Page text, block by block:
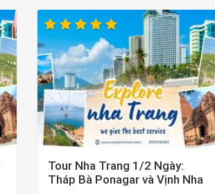
Tour Nha Trang 1/2 Ngày:
Tháp Bà Ponagar và Vịnh Nha